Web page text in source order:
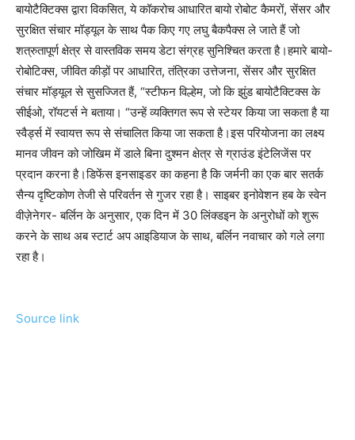
बायोटैक्टिक्स द्वारा विकसित, ये कॉकरोच आधारित बायो रोबोट कैमरों, सेंसर और
सुरक्षित संचार मॉड्यूल के साथ पैक किए गए लघु बैकपैक्स ले जाते हैं जो
शत्रुतापूर्ण क्षेत्र से वास्तविक समय डेटा संग्रह सुनिश्चित करता है।हमारे बायो-
रोबोटिक्स, जीवित कीड़ों पर आधारित, तंत्रिका उत्तेजना, सेंसर और सुरक्षित
संचार मॉड्यूल से सुसज्जित हैं, “स्टीफन विल्हेम, जो कि झुंड बायोटैक्टिक्स के
सीईओ, रॉयटर्स ने बताया। “उन्हें व्यक्तिगत रूप से स्टेयर किया जा सकता है या
स्वैर्ड्स में स्वायत्त रूप से संचालित किया जा सकता है।इस परियोजना का लक्ष्य
मानव जीवन को जोखिम में डाले बिना दुश्मन क्षेत्र से ग्राउंड इंटेलिजेंस पर
प्रदान करना है।डिफेंस इनसाइडर का कहना है कि जर्मनी का एक बार सतर्क
सैन्य दृष्टिकोण तेजी से परिवर्तन से गुजर रहा है। साइबर इनोवेशन हब के स्वेन
वीज़ेनेगर- बर्लिन के अनुसार, एक दिन में 30 लिंक्डइन के अनुरोधों को शुरू
करने के साथ अब स्टार्ट अप आइडियाज के साथ, बर्लिन नवाचार को गले लगा
रहा है।
Source link